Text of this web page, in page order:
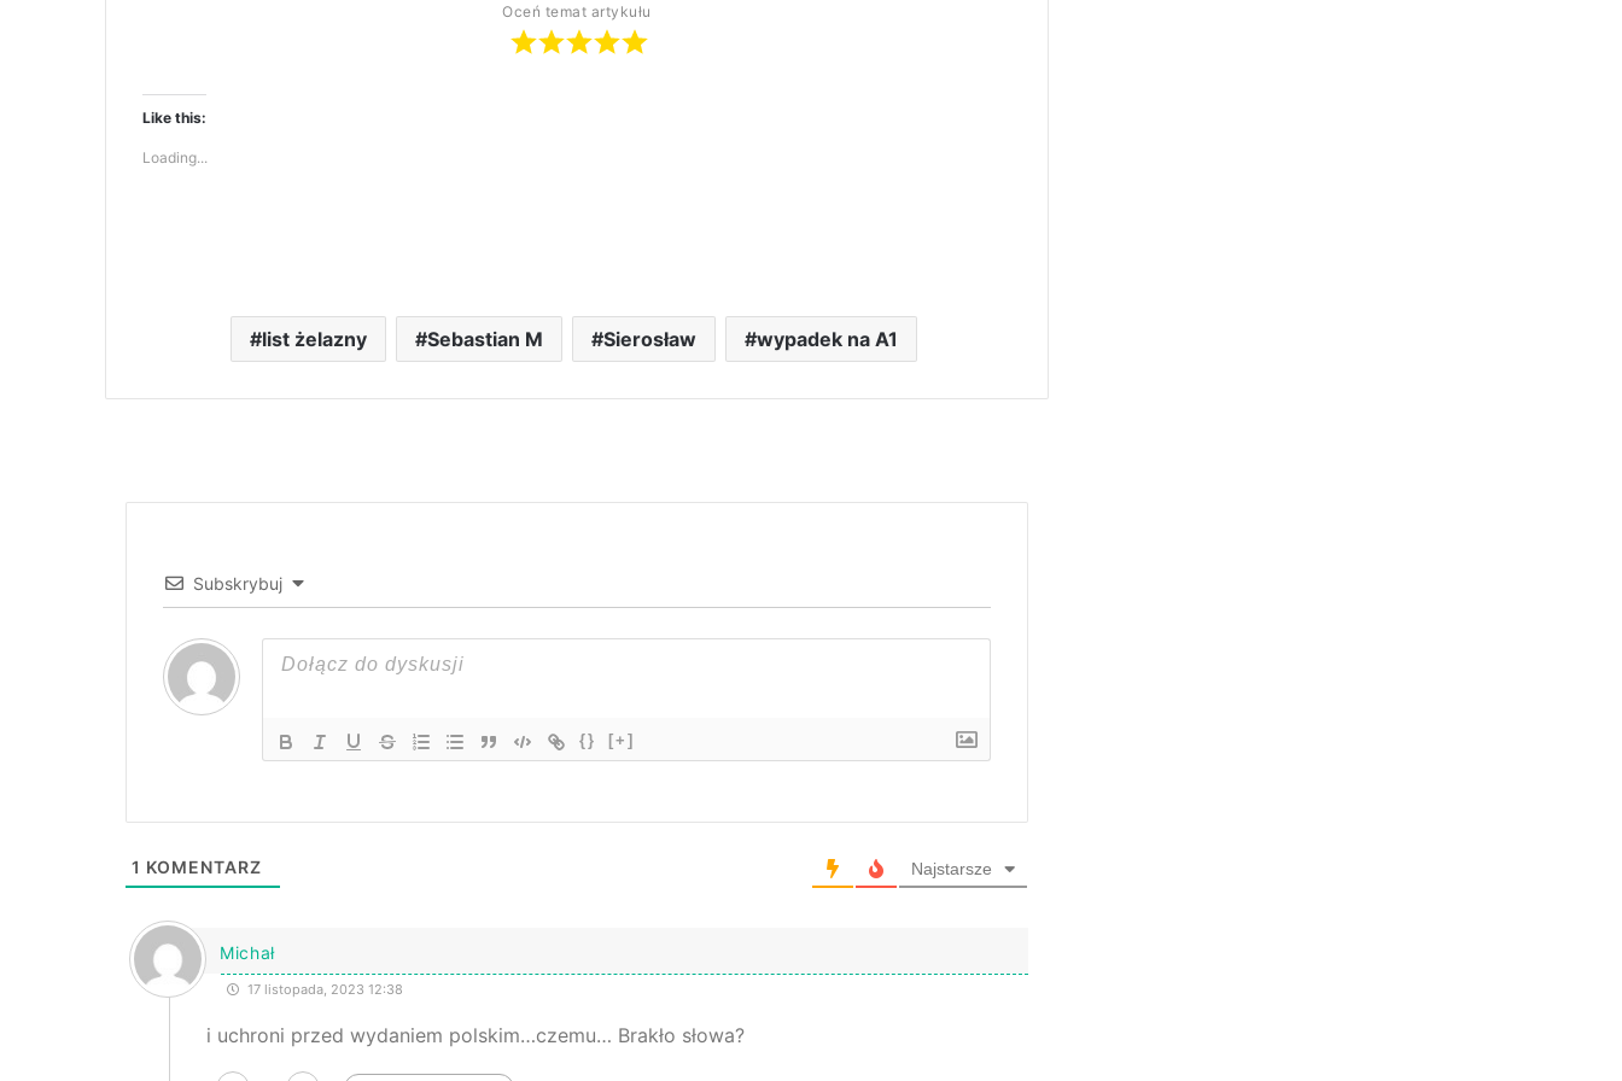
Oceń temat artykułu
Like this:
Loading...
list żelazny Sebastian M Sierosław wypadek na A1
Subskrybuj
{} [+]
1 KOMENTARZ Najstarsze
Michał
17 listopada, 2023 12:38
i uchroni przed wydaniem polskim…czemu… Brakło słowa?